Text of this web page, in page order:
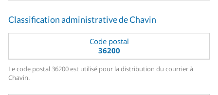
Classification administrative de Chavin
Code postal
36200
Le code postal 36200 est utilisé pour la distribution du courrier à
Chavin.